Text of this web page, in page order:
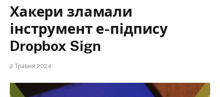
Хакери зламали
інструмент е-підпису
Dropbox Sign
2 Травня 2024